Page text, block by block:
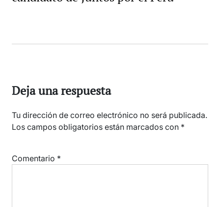
Deja una respuesta
Tu dirección de correo electrónico no será publicada.
Los campos obligatorios están marcados con *
Comentario *